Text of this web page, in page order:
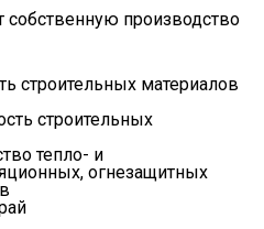
собственную производство
строительных материалов
строительных
тепло- и
огнезащитных